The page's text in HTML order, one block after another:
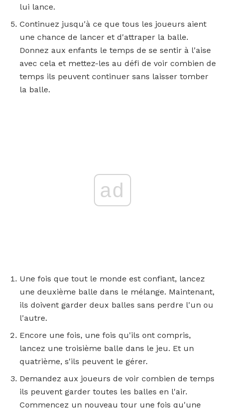
lui lance.
Continuez jusqu'à ce que tous les joueurs aient
une chance de lancer et d'attraper la balle.
Donnez aux enfants le temps de se sentir à l'aise
avec cela et mettez-les au défi de voir combien de
temps ils peuvent continuer sans laisser tomber
la balle.
ad
Une fois que tout le monde est confiant, lancez
une deuxième balle dans le mélange. Maintenant,
ils doivent garder deux balles sans perdre l'un ou
l'autre.
Encore une fois, une fois qu'ils ont compris,
lancez une troisième balle dans le jeu. Et un
quatrième, s'ils peuvent le gérer.
Demandez aux joueurs de voir combien de temps
ils peuvent garder toutes les balles en l'air.
Commencez un nouveau tour une fois qu'une